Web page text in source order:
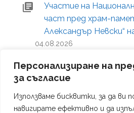
Персонализиране на
за съгласие
Използваме бисквитки, за да ви
навигирате ефективно и да
Участие на
част пред храм-
Александър Невски“
04.08.2026